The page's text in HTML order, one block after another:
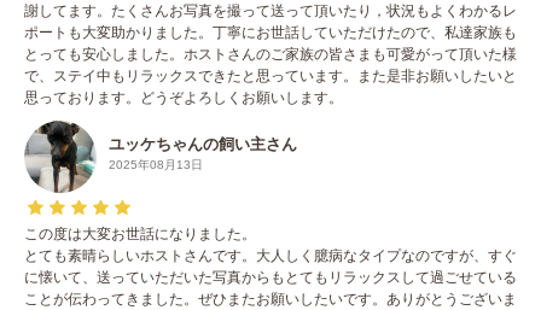
謝してます。たくさんお写真を撮って送って頂いたり，状況もよくわかるレ
ポートも大変助かりました。丁寧にお世話していただけたので、私達家族も
とっても安心しました。ホストさんのご家族の皆さまも可愛がって頂いた様
で、ステイ中もリラックスできたと思っています。また是非お願いしたいと
思っております。どうぞよろしくお願いします。
ユッケちゃんの飼い主さん
2025年08月13日
この度は大変お世話になりました。
とても素晴らしいホストさんです。大人しく臆病なタイプなのですが、すぐ
に懐いて、送っていただいた写真からもとてもリラックスして過ごせている
ことが伝わってきました。ぜひまたお願いしたいです。ありがとうございま